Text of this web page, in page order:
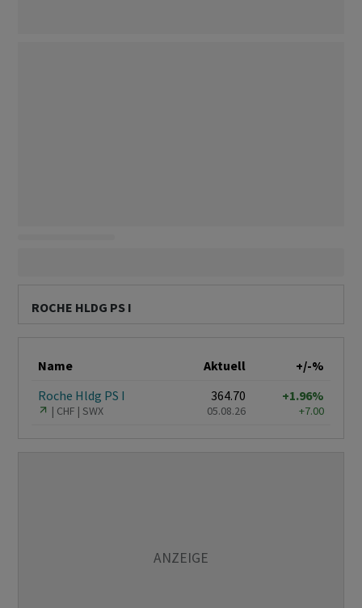
ROCHE HLDG PS I
Name Aktuell
+/-%
Roche Hldg PS I
CHF SWX
364.70
05.08.26
+1.96%
+7.00